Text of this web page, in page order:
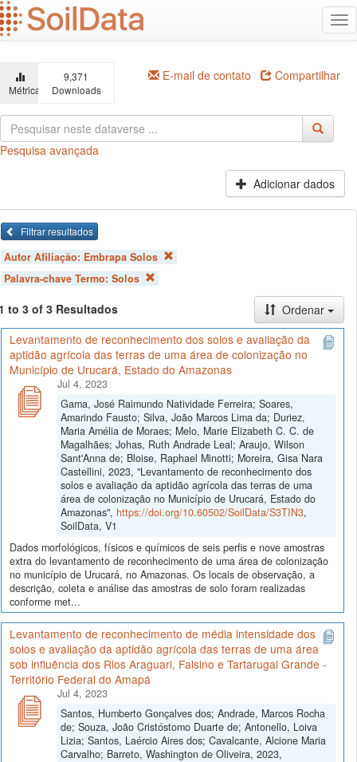
Ir
para
o
principal
Métricas
9,371
Downloads
E-mail de contato Compartilhar
Pesquisa avançada
Adicionar dados
Filtrar resultados
Autor Afiliação: Embrapa Solos
Palavra-chave Termo: Solos
to 3 of 3 Resultados
Ordenar
Levantamento de reconhecimento dos solos e avaliação da
aptidão agrícola das terras de uma área de colonização no
Município de Urucará, Estado do Amazonas
Jul 4, 2023
Gama, José Raimundo Natividade Ferreira; Soares,
Amarindo Fausto; Silva, João Marcos Lima da; Duriez,
Maria Amélia de Moraes; Melo, Marie Elizabeth C. C. de
Magalhães; Johas, Ruth Andrade Leal; Araujo, Wilson
Sant'Anna de; Bloise, Raphael Minotti; Moreira, Gisa Nara
Castellini, 2023, "Levantamento de reconhecimento dos
solos e avaliação da aptidão agrícola das terras de uma
área de colonização no Município de Urucará, Estado do
Amazonas", https://doi.org/10.60502/SoilData/S3TIN3,
SoilData, V1
Dados morfológicos, físicos e químicos de seis perfis e nove amostras
extra do levantamento de reconhecimento de uma área de colonização
no município de Urucará, no Amazonas. Os locais de observação, a
descrição, coleta e análise das amostras de solo foram realizadas
conforme met...
Levantamento de reconhecimento de média intensidade dos
solos e avaliação da aptidão agrícola das terras de uma área
sob influência dos Rios Araguari, Falsino e Tartarugal Grande -
Território Federal do Amapá
Jul 4, 2023
Santos, Humberto Gonçalves dos; Andrade, Marcos Rocha
de; Souza, João Cristóstomo Duarte de; Antonello, Loiva
Lizia; Santos, Laércio Aires dos; Cavalcante, Alcione Maria
Carvalho; Barreto, Washington de Oliveira, 2023,